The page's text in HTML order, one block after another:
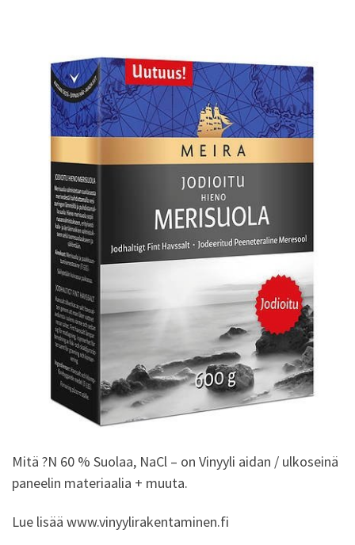
Mitä ?N 60 % Suolaa, NaCl – on Vinyyli aidan / ulkoseinä
paneelin materiaalia + muuta.
Lue lisää www.vinyylirakentaminen.fi